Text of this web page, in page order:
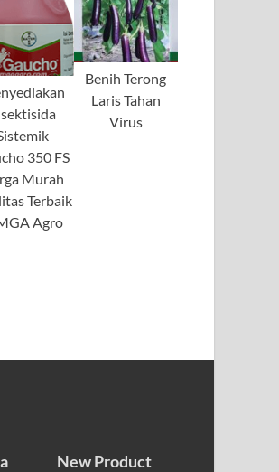
350 FS
Murah
Terbaik
Agro
Benih Terong
Laris Tahan
Virus
New Product